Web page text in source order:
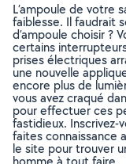
L’ampoule de votre
faiblesse. Il faudrait
d’ampoule choisir ?
certains
prises électriques
une nouvelle
encore plus de
vous avez craqué
pour effectuer ces
fastidieux. Inscrivez-
faites connaissance
le site pour trouver